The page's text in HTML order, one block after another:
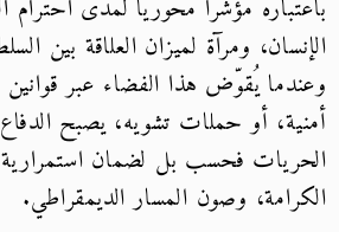
باعتباره مؤشرًا محوريًا لمدى احترام
الإنسان، ومرآة لميزان العلاقة بين
وعندما يُقوّض هذا الفضاء عبر قوانين
أمنية، أو حملات تشويه، يصبح
الحريات فحسب بل لضمان
الكرامة، وصون المسار الديمقراطي.